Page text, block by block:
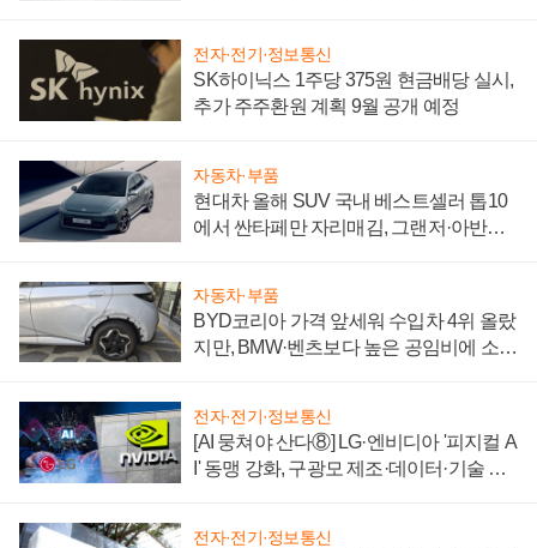
전자·전기·정보통신
SK하이닉스 1주당 375원 현금배당 실시,
추가 주주환원 계획 9월 공개 예정
자동차·부품
현대차 올해 SUV 국내 베스트셀러 톱10
에서 싼타페만 자리매김, 그랜저·아반떼
자동차·부품
BYD코리아 가격 앞세워 수입차 4위 올랐
지만, BMW·벤츠보다 높은 공임비에 소비
전자·전기·정보통신
[AI 뭉쳐야 산다⑧] LG·엔비디아 '피지컬 A
I' 동맹 강화, 구광모 제조·데이터·기술 결
전자·전기·정보통신